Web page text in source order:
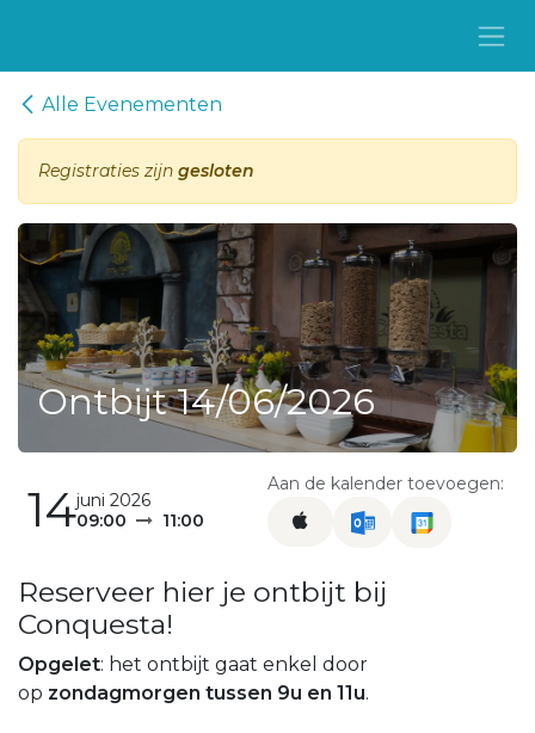
Alle Evenementen
Registraties zijn gesloten
Ontbijt 14/06/2026
14juni 2026
09:00
11:00
Aan de kalender toevoegen:
Reserveer hier je ontbijt bij
Conquesta!
Opgelet: het ontbijt gaat enkel door
op zondagmorgen tussen 9u en 11u.